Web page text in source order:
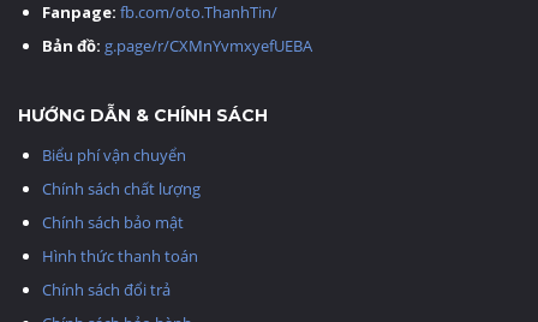
Fanpage: fb.com/oto.ThanhTin/
Bản đồ: g.page/r/CXMnYvmxyefUEBA
HƯỚNG DẪN & CHÍNH SÁCH
Biểu phí vận chuyển
Chính sách chất lượng
Chính sách bảo mật
Hình thức thanh toán
Chính sách đổi trả